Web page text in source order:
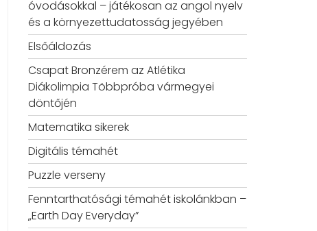
óvodásokkal – játékosan az angol nyelv
és a környezettudatosság jegyében
Elsőáldozás
Csapat Bronzérem az Atlétika
Diákolimpia Többpróba vármegyei
döntőjén
Matematika sikerek
Digitális témahét
Puzzle verseny
Fenntarthatósági témahét iskolánkban –
„Earth Day Everyday”